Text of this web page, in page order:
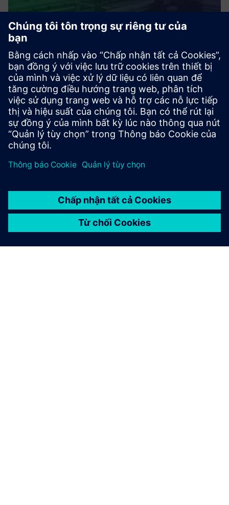
Smart Production Planning and
Execution
Real-time production control, advanced planning, and
cloud access. Improves visibility, reduces inefficiencies, and
enables faster, smarter decision-making.
Tìm hiểu thêm